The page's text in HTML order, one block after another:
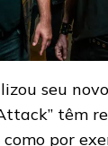
seu
têm
por